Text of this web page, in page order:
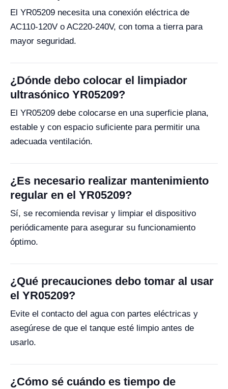
El YR05209 necesita una conexión eléctrica de
AC110-120V o AC220-240V, con toma a tierra para
mayor seguridad.
¿Dónde debo colocar el limpiador
ultrasónico YR05209?
El YR05209 debe colocarse en una superficie plana,
estable y con espacio suficiente para permitir una
adecuada ventilación.
¿Es necesario realizar mantenimiento
regular en el YR05209?
Sí, se recomienda revisar y limpiar el dispositivo
periódicamente para asegurar su funcionamiento
óptimo.
¿Qué precauciones debo tomar al usar
el YR05209?
Evite el contacto del agua con partes eléctricas y
asegúrese de que el tanque esté limpio antes de
usarlo.
¿Cómo sé cuándo es tiempo de